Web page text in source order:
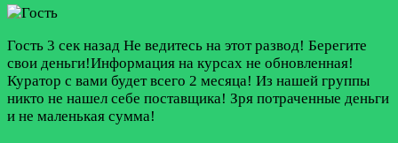
Гость 3 сек назад Не ведитесь на этот развод! Берегите
свои деньги!Информация на курсах не обновленная!
Куратор с вами будет всего 2 месяца! Из нашей группы
никто не нашел себе поставщика! Зря потраченные деньги
и не маленькая сумма!